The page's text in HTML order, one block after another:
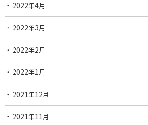
2022年4月
2022年3月
2022年2月
2022年1月
2021年12月
2021年11月